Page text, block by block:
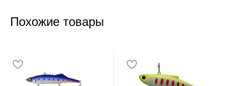
Похожие товары